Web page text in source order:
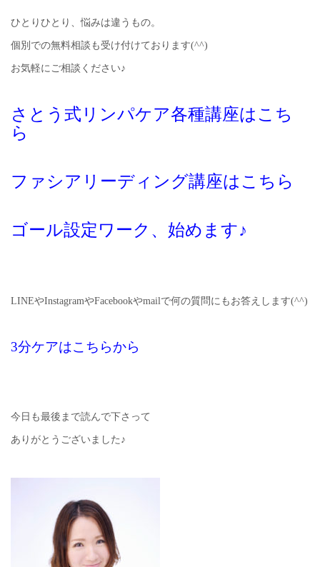
ひとりひとり、悩みは違うもの。
個別での無料相談も受け付けております(^^)
お気軽にご相談ください♪
さとう式リンパケア各種講座はこち
ら
ファシアリーディング講座はこちら
ゴール設定ワーク、始めます♪
LINEやInstagramやFacebookやmailで何の質問にもお答えします(^^)
3分ケアはこちらから
今日も最後まで読んで下さって
ありがとうございました♪